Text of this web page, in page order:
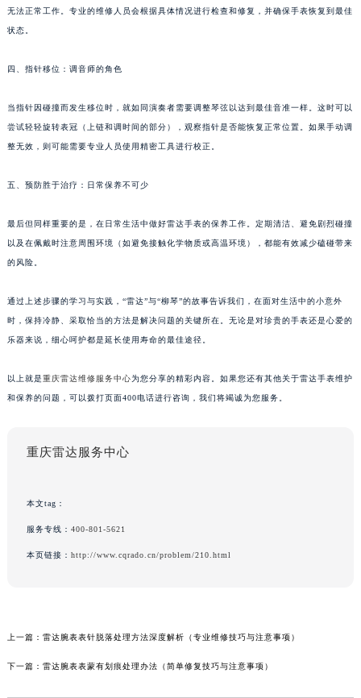
无法正常工作。专业的维修人员会根据具体情况进行检查和修复，并确保手表恢复到最佳
状态。
四、指针移位：调音师的角色
当指针因碰撞而发生移位时，就如同演奏者需要调整琴弦以达到最佳音准一样。这时可以
尝试轻轻旋转表冠（上链和调时间的部分），观察指针是否能恢复正常位置。如果手动调
整无效，则可能需要专业人员使用精密工具进行校正。
五、预防胜于治疗：日常保养不可少
最后但同样重要的是，在日常生活中做好雷达手表的保养工作。定期清洁、避免剧烈碰撞
以及在佩戴时注意周围环境（如避免接触化学物质或高温环境），都能有效减少磕碰带来
的风险。
通过上述步骤的学习与实践，“雷达”与“柳琴”的故事告诉我们，在面对生活中的小意外
时，保持冷静、采取恰当的方法是解决问题的关键所在。无论是对珍贵的手表还是心爱的
乐器来说，细心呵护都是延长使用寿命的最佳途径。
以上就是重庆雷达维修服务中心为您分享的精彩内容。如果您还有其他关于雷达手表维护
和保养的问题，可以拨打页面400电话进行咨询，我们将竭诚为您服务。
重庆雷达服务中心
本文tag：
服务专线： 400-801-5621
本页链接： http://www.cqrado.cn/problem/210.html
上一篇： 雷达腕表表针脱落处理方法深度解析（专业维修技巧与注意事项）
下一篇： 雷达腕表表蒙有划痕处理办法（简单修复技巧与注意事项）